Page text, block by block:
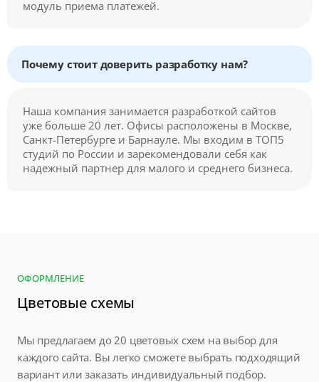
модуль приема платежей.
Почему стоит доверить разработку нам?
Наша компания занимается разработкой сайтов
уже больше 20 лет. Офисы расположены в Москве,
Санкт-Петербурге и Барнауле. Мы входим в ТОП5
студий по России и зарекомендовали себя как
надежный партнер для малого и среднего бизнеса.
ОФОРМЛЕНИЕ
Цветовые схемы
Мы предлагаем до 20 цветовых схем на выбор для
каждого сайта. Вы легко сможете выбрать подходящий
вариант или заказать индивидуальный подбор.